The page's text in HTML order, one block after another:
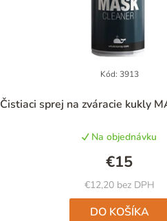
Čistiaci sprej na zváracie kukly
je
4,6
z
5
Na objednávku
€12,20 bez DPH
€15
DO KOŠÍKA
Kód: 3913